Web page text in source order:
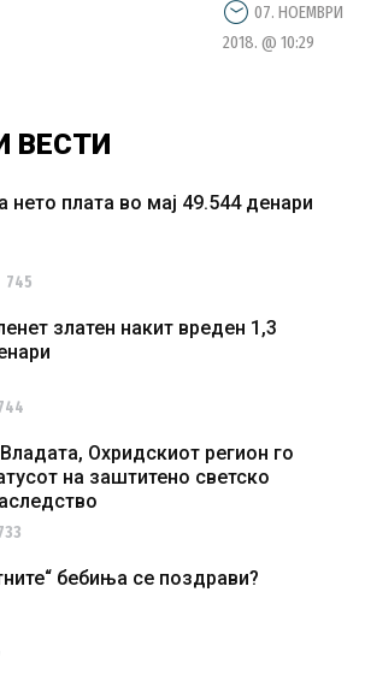
07. НОЕМВРИ
2018. @ 10:29
ВЕСТИ
нето плата во мај 49.544 денари
745
златен накит вреден 1,3
Охридскиот регион го
на заштитено светско
бебиња се поздрави?